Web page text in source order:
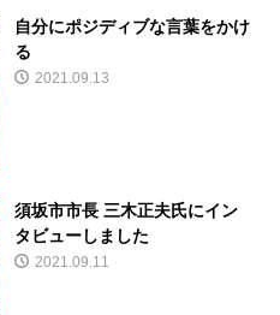
自分にポジディブな言葉をかけ
る
2021.09.13
須坂市市長 三木正夫氏にイン
タビューしました
2021.09.11